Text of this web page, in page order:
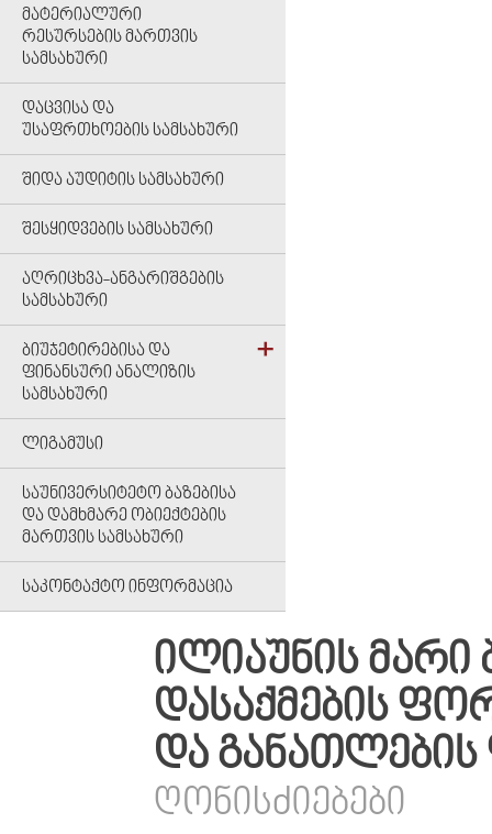
ᲛᲐᲢᲔᲠᲘᲐᲚᲣᲠᲘ
ᲠᲔᲡᲣᲠᲡᲔᲑᲘᲡ ᲛᲐᲠᲗᲕᲘᲡ
ᲡᲐᲛᲡᲐᲮᲣᲠᲘ
ᲓᲐᲪᲕᲘᲡᲐ ᲓᲐ
ᲣᲡᲐᲤᲠᲗᲮᲝᲔᲑᲘᲡ ᲡᲐᲛᲡᲐᲮᲣᲠᲘ
ᲨᲘᲓᲐ ᲐᲣᲓᲘᲢᲘᲡ ᲡᲐᲛᲡᲐᲮᲣᲠᲘ
ᲨᲔᲡᲧᲘᲓᲕᲔᲑᲘᲡ ᲡᲐᲛᲡᲐᲮᲣᲠᲘ
ᲐᲦᲠᲘᲪᲮᲕᲐ-ᲐᲜᲒᲐᲠᲘᲨᲒᲔᲑᲘᲡ
ᲡᲐᲛᲡᲐᲮᲣᲠᲘ
ᲑᲘᲣᲯᲔᲢᲘᲠᲔᲑᲘᲡᲐ ᲓᲐ
ᲤᲘᲜᲐᲜᲡᲣᲠᲘ ᲐᲜᲐᲚᲘᲖᲘᲡ
ᲡᲐᲛᲡᲐᲮᲣᲠᲘ
ᲚᲘᲒᲐᲛᲣᲡᲘ
ᲡᲐᲣᲜᲘᲕᲔᲠᲡᲘᲢᲔᲢᲝ ᲑᲐᲖᲔᲑᲘᲡᲐ
ᲓᲐ ᲓᲐᲛᲮᲛᲐᲠᲔ ᲝᲑᲘᲔᲥᲢᲔᲑᲘᲡ
ᲛᲐᲠᲗᲕᲘᲡ ᲡᲐᲛᲡᲐᲮᲣᲠᲘ
ᲡᲐᲙᲝᲜᲢᲐᲥᲢᲝ ᲘᲜᲤᲝᲠᲛᲐᲪᲘᲐ
ᲘᲚᲘᲐᲣᲜᲘᲡ
ᲓᲐᲡᲐᲥᲛᲔᲑᲘᲡ
ᲓᲐ
ᲦᲝᲜᲘᲡᲫᲘᲔᲑᲔᲑᲘ